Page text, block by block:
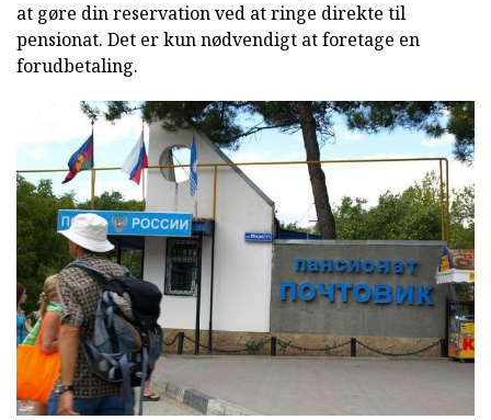
at gøre din reservation ved at ringe direkte til
pensionat. Det er kun nødvendigt at foretage en
forudbetaling.